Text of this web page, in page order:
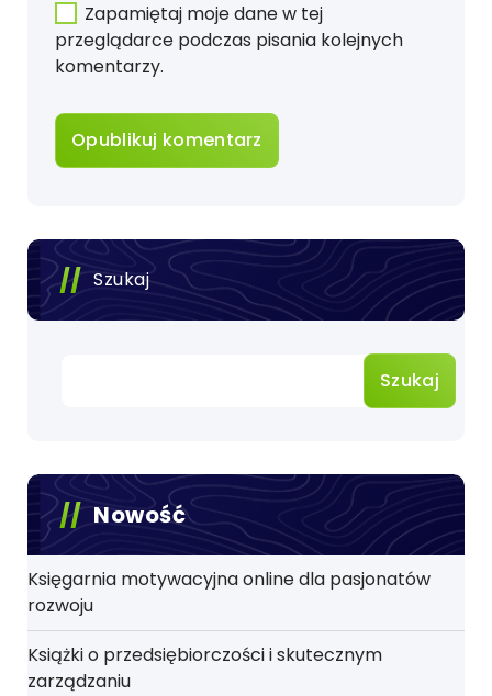
Zapamiętaj moje dane w tej
przeglądarce podczas pisania kolejnych
komentarzy.
Szukaj
Szukaj
Nowość
Księgarnia motywacyjna online dla pasjonatów
rozwoju
Książki o przedsiębiorczości i skutecznym
zarządzaniu